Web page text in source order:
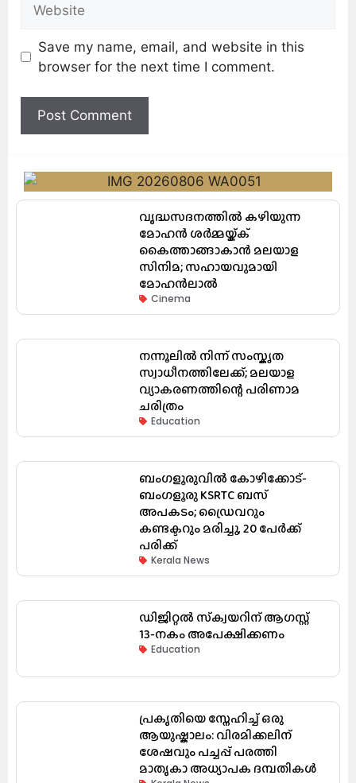
Save my name, email, and website in this
browser for the next time I comment.
വൃദ്ധസദനത്തിൽ കഴിയുന്ന
മോഹൻ ശർമ്മയ്ക്ക്
കൈത്താങ്ങാകാൻ മലയാള
സിനിമ; സഹായവുമായി
മോഹൻലാൽ
Cinema
നന്നൂലിൽ നിന്ന് സംസ്കൃത
സ്വാധീനത്തിലേക്ക്; മലയാള
വ്യാകരണത്തിന്റെ പരിണാമ
ചരിത്രം
Education
ബംഗളൂരുവിൽ കോഴിക്കോട്-
ബംഗളൂരു KSRTC ബസ്
അപകടം; ഡ്രൈവറും
കണ്ടക്ടറും മരിച്ചു, 20 പേർക്ക്
പരിക്ക്
Kerala News
ഡിജിറ്റൽ സ്‌ക്വയറിന് ആഗസ്റ്റ്
13-നകം അപേക്ഷിക്കണം
Education
പ്രകൃതിയെ സ്നേഹിച്ച് ഒരു
ആയുഷ്കാലം: വിരമിക്കലിന്
ശേഷവും പച്ചപ്പ് പരത്തി
മാതൃകാ അധ്യാപക ദമ്പതികൾ